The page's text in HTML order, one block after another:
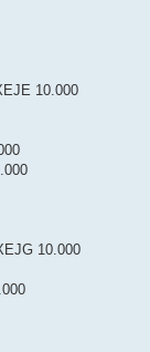
10.000
10.000